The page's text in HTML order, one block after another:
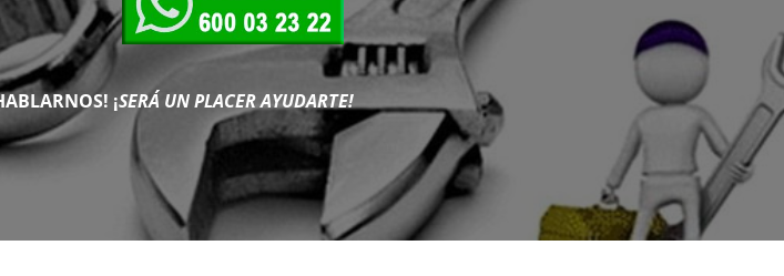
¡SERÁ UN PLACER AYUDARTE!